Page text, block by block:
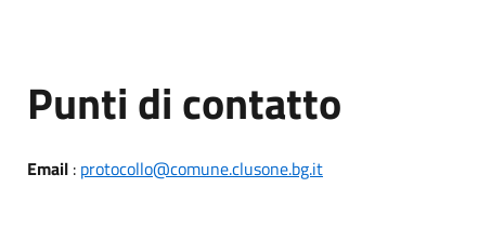
Punti di contatto
Email: protocollo@comune.clusone.bg.it